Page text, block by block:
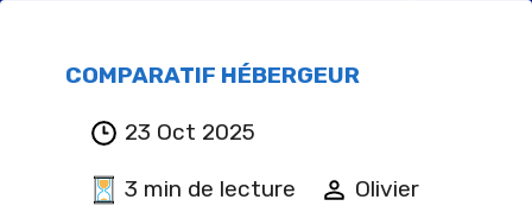
COMPARATIF HÉBERGEUR
23 Oct 2025
3 min de lecture Olivier